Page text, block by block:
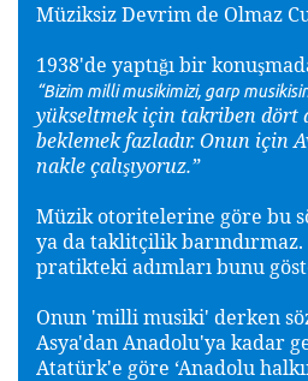
Müziksiz Devrim de Olmaz
1938'de yaptığı bir konuş
“Bizim milli musikimizi, garp
yükseltmek için takriben dört
beklemek fazladır. Onun için
nakle çalışıyoruz.”
Müzik otoritelerine göre bu
ya da taklitçilik
pratikteki adımları bunu
Onun 'milli musiki' derken
Asya'dan Anadolu'ya kadar
Atatürk'e göre ‘Anadolu